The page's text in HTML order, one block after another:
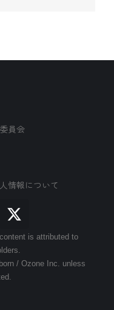
員会
情報について
is attributed to
/ Ozone Inc. unless